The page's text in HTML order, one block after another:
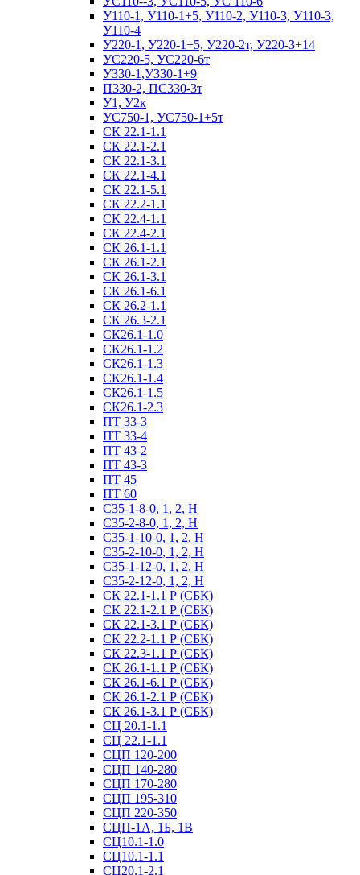
У110-1, У110-1+5, У110-2, У110-3, У110-3,
У110-4
У220-1, У220-1+5, У220-2т, У220-3+14
УС220-5, УС220-6т
У330-1,У330-1+9
П330-2, ПС330-3т
У1, У2к
УС750-1, УС750-1+5т
СК 22.1-1.1
СК 22.1-2.1
СК 22.1-3.1
СК 22.1-4.1
СК 22.1-5.1
СК 22.2-1.1
СК 22.4-1.1
СК 22.4-2.1
СК 26.1-1.1
СК 26.1-2.1
СК 26.1-3.1
СК 26.1-6.1
СК 26.2-1.1
СК 26.3-2.1
СК26.1-1.0
СК26.1-1.2
СК26.1-1.3
СК26.1-1.4
СК26.1-1.5
СК26.1-2.3
ПТ 33-3
ПТ 33-4
ПТ 43-2
ПТ 43-3
ПТ 45
ПТ 60
С35-1-8-0, 1, 2, Н
С35-2-8-0, 1, 2, Н
С35-1-10-0, 1, 2, Н
С35-2-10-0, 1, 2, Н
С35-1-12-0, 1, 2, Н
С35-2-12-0, 1, 2, Н
СК 22.1-1.1 Р (СБК)
СК 22.1-2.1 Р (СБК)
СК 22.1-3.1 Р (СБК)
СК 22.2-1.1 Р (СБК)
СК 22.3-1.1 Р (СБК)
СК 26.1-1.1 Р (СБК)
СК 26.1-6.1 Р (СБК)
СК 26.1-2.1 Р (СБК)
СК 26.1-3.1 Р (СБК)
СЦ 20.1-1.1
СЦ 22.1-1.1
СЦП 120-200
СЦП 140-280
СЦП 170-280
СЦП 195-310
СЦП 220-350
СЦП-1А, 1Б, 1В
СЦ10.1-1.0
СЦ10.1-1.1
СЦ20.1-2.1